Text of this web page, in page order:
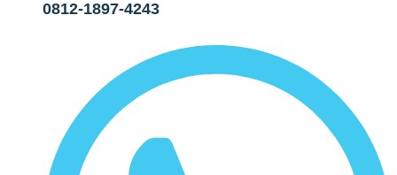
0812-1897-4243